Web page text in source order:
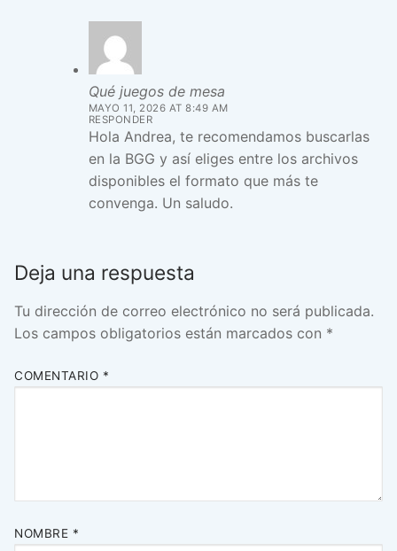
Qué juegos de mesa
MAYO 11, 2026 AT 8:49 AM
RESPONDER
Hola Andrea, te recomendamos buscarlas
en la BGG y así eliges entre los archivos
disponibles el formato que más te
convenga. Un saludo.
Deja una respuesta
Tu dirección de correo electrónico no será publicada.
Los campos obligatorios están marcados con *
COMENTARIO *
NOMBRE *